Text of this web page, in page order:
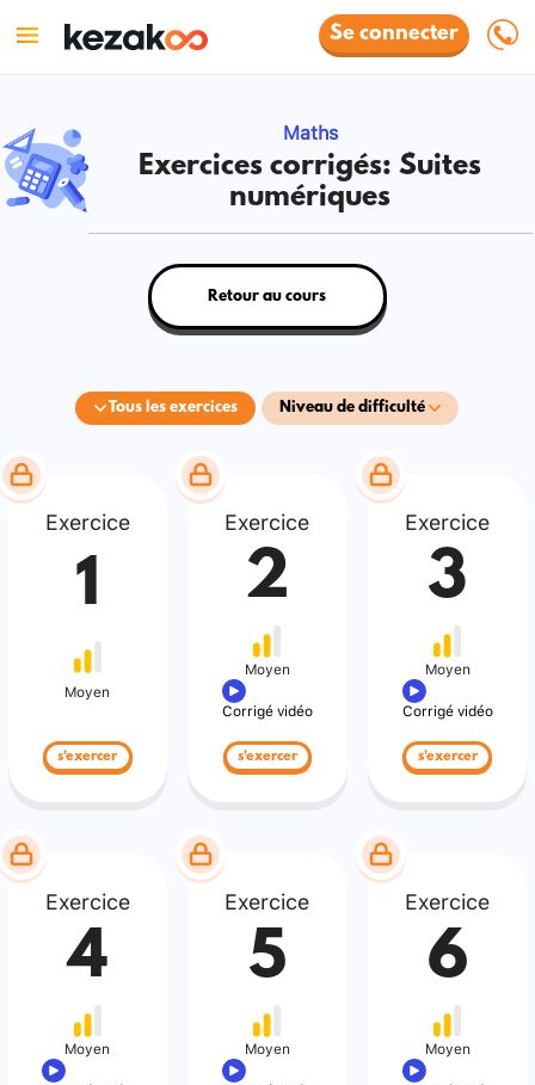
Se connecter
Maths
Exercices corrigés: Suites
numériques
Tous les exercices Niveau de difficulté
Retour au cours
Exercice
1
Moyen
s'exercer
Exercice
2
Moyen
Corrigé vidéo
s'exercer
Exercice
3
Moyen
Corrigé vidéo
s'exercer
Exercice
4
Moyen
Exercice
5
Moyen
Exercice
6
Moyen